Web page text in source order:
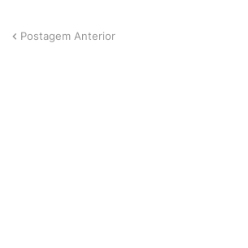
Postagem Anterior